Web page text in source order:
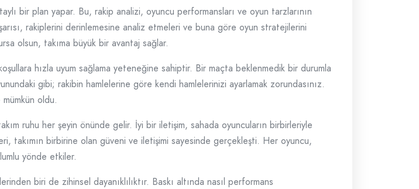
bir plan yapar. Bu, rakip analizi, oyuncu performansları ve oyun tarzlarının
rakiplerini derinlemesine analiz etmeleri ve buna göre oyun stratejilerini
olsun, takıma büyük bir avantaj sağlar.
hızla uyum sağlama yeteneğine sahiptir. Bir maçta beklenmedik bir durumla
gibi; rakibin hamlelerine göre kendi hamlelerinizi ayarlamak zorundasınız.
oldu.
ruhu her şeyin önünde gelir. İyi bir iletişim, sahada oyuncuların birbirleriyle
takımın birbirine olan güveni ve iletişimi sayesinde gerçekleşti. Her oyuncu,
yönde etkiler.
biri de zihinsel dayanıklılıktır. Baskı altında nasıl performans